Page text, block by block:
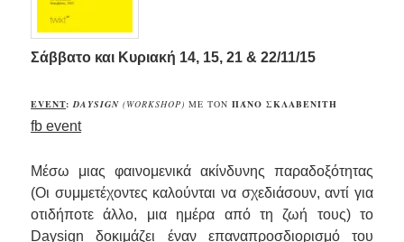
Σάββατο και Κυριακή 14, 15, 21 & 22/11/15
EVENT: DAYSIGN (WORKSHOP) ΜΕ ΤΟΝΠΆΝΟ ΣΚΛΑΒΕΝΊΤΗ
fb event
Μέσω μιας φαινομενικά ακίνδυνης παραδοξότητας
(Οι συμμετέχοντες καλούνται να σχεδιάσουν, αντί για
οτιδήποτε άλλο, μια ημέρα από τη ζωή τους) το
Daysign δοκιμάζει έναν επαναπροσδιορισμό του